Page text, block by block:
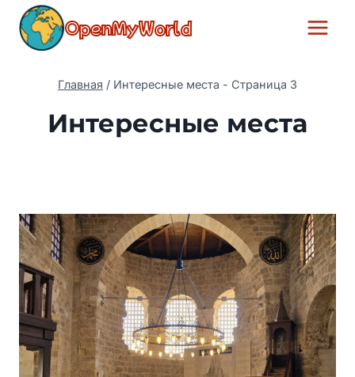
Перейти
содержимому
OpenMyWorld
Главная / Интересные места - Страница 3
Интересные места